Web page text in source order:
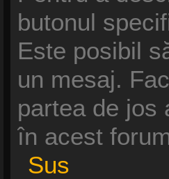
butonul
Este posibil
un mesaj.
partea de jos
în acest
Sus